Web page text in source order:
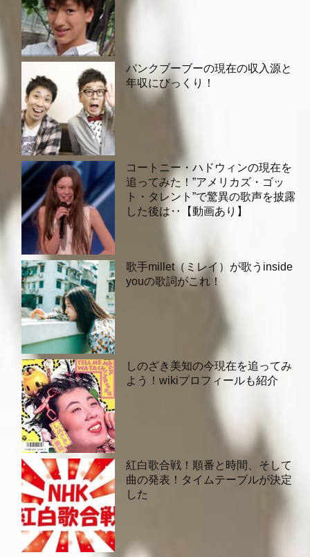
パンクブーブーの現在の収入源と
年収にびっくり！
コートニー・ハドウィンの現在を
追ってみた！”アメリカズ・ゴッ
ト・タレント”で驚異の歌声を披露
した後は‥【動画あり】
歌手millet（ミレイ）が歌うinside
youの歌詞がこれ！
しのざき美知の今現在を追ってみ
よう！wikiプロフィールも紹介
紅白歌合戦！順番と時間、そして
曲の発表！タイムテーブルが決定
した